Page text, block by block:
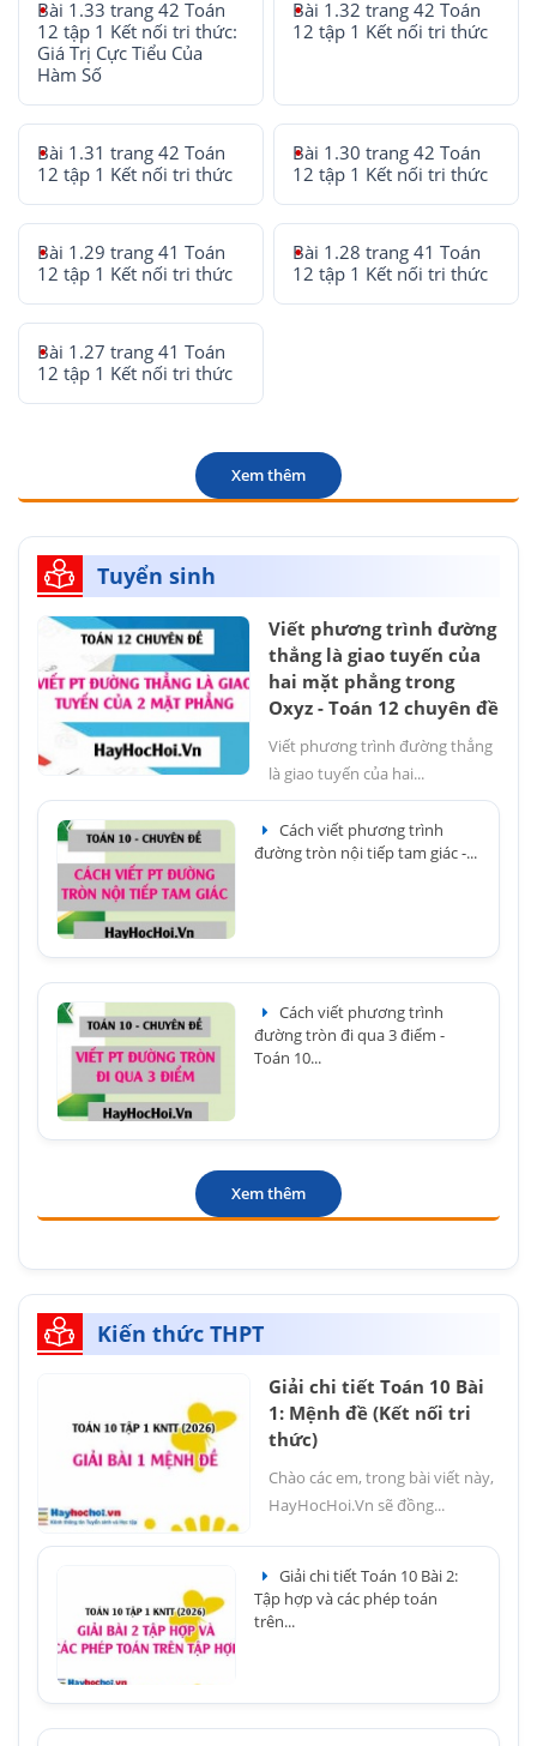
Bài 1.33 trang 42 Toán
12 tập 1 Kết nối tri thức:
Giá Trị Cực Tiểu Của
Hàm Số
Bài 1.32 trang 42 Toán
12 tập 1 Kết nối tri thức
Bài 1.31 trang 42 Toán
12 tập 1 Kết nối tri thức
Bài 1.30 trang 42 Toán
12 tập 1 Kết nối tri thức
Bài 1.29 trang 41 Toán
12 tập 1 Kết nối tri thức
Bài 1.28 trang 41 Toán
12 tập 1 Kết nối tri thức
Bài 1.27 trang 41 Toán
12 tập 1 Kết nối tri thức
Xem thêm
Tuyển sinh
Viết phương trình đường
thẳng là giao tuyến của
hai mặt phẳng trong
Oxyz - Toán 12 chuyên đề
Viết phương trình đường thẳng
là giao tuyến của hai...
Cách viết phương trình
đường tròn nội tiếp tam giác -...
Cách viết phương trình
đường tròn đi qua 3 điểm -
Toán 10...
Xem thêm
Kiến thức THPT
Giải chi tiết Toán 10 Bài
1: Mệnh đề (Kết nối tri
thức)
Chào các em, trong bài viết này,
HayHocHoi.Vn sẽ đồng...
Giải chi tiết Toán 10 Bài 2:
Tập hợp và các phép toán
trên...